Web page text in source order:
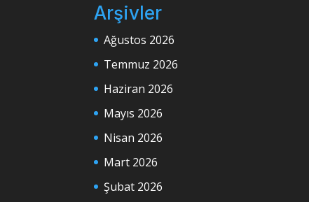
Arşivler
Ağustos 2026
Temmuz 2026
Haziran 2026
Mayıs 2026
Nisan 2026
Mart 2026
Şubat 2026